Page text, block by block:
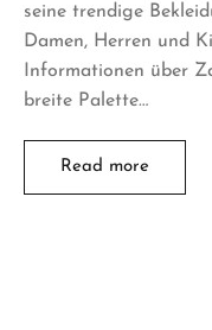
seine trendige
Damen, Herren und
Informationen über
breite Palette…
Read more